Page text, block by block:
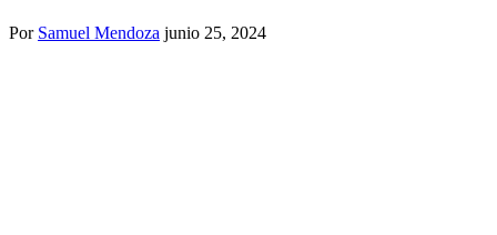
Por Samuel Mendoza junio 25, 2024